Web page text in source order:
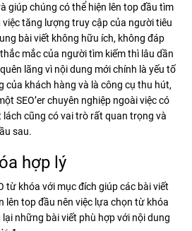
giúp chúng có thể hiện lên top đầu tìm
tăng lượng truy cập của người tiêu
bài viết không hữu ích, không đáp
mắc của người tìm kiếm thì lâu dần
lãng vì nội dung mới chính là yếu tố
của khách hàng và là công cụ thu hút,
SEO’er chuyên nghiệp ngoài việc có
lách cũng có vai trò rất quan trọng và
sau.
hợp lý
từ khóa với mục đích giúp các bài viết
lên top đầu nên việc lựa chọn từ khóa
những bài viết phù hợp với nội dung